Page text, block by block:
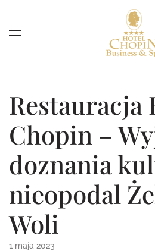
Restauracja
Chopin –
doznania
nieopodal
Woli
1 maja 2023